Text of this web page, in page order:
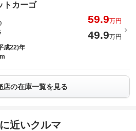
トカーゴ
59.9万円
49.9万円
成22)年
店の在庫一覧を見る
近いクルマ